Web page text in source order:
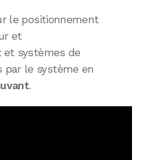
le positionnement
et
et systèmes de
par le système en
.